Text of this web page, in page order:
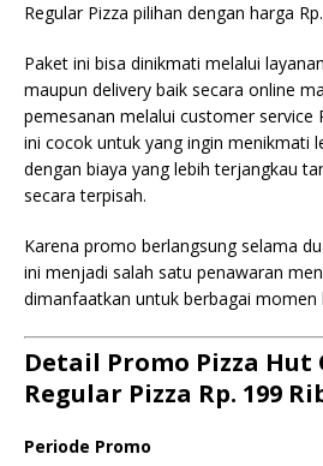
Regular Pizza pilihan dengan harga
Paket ini bisa dinikmati melalui
maupun delivery baik secara online
pemesanan melalui customer service
ini cocok untuk yang ingin menikmati
dengan biaya yang lebih terjangkau
secara terpisah.
Karena promo berlangsung selama
ini menjadi salah satu penawaran
dimanfaatkan untuk berbagai momen
Detail Promo Pizza Hut
Regular Pizza Rp. 199
Periode Promo